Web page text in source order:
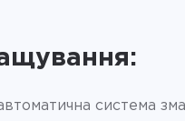
система